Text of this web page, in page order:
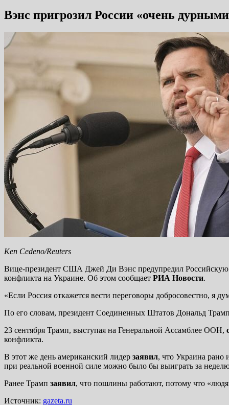
Вэнс пригрозил России «очень
Ken Cedeno/Reuters
Вице-президент США Джей Ди Вэнс предупредил Российскую
конфликта на Украине. Об этом сообщает РИА Новости.
«Если Россия откажется вести переговоры добросовестно, я
По его словам, президент Соединенных Штатов Дональд
23 сентября Трамп, выступая на Генеральной Ассамблее ООН,
конфликта.
В этот же день американский лидер заявил, что Украина рано
при реальной военной силе можно было бы выиграть за
Ранее Трамп заявил, что пошлины работают, потому что
Источник: gazeta.ru